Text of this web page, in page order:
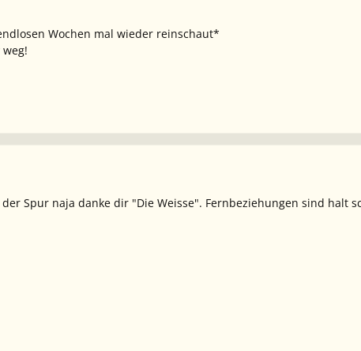
Wochen mal wieder reinschaut*
Spur naja danke dir "Die Weisse". Fernbeziehungen sind halt